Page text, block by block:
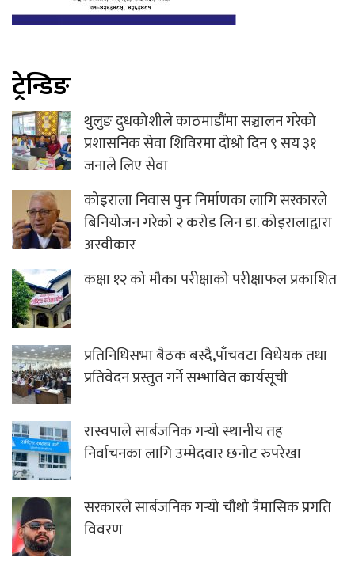
ट्रेन्डिङ
थुलुङ दुधकोशीले काठमाडौंमा सञ्चालन गरेको
प्रशासनिक सेवा शिविरमा दोश्रो दिन ९ सय ३१
जनाले लिए सेवा
कोइराला निवास पुनः निर्माणका लागि सरकारले
बिनियोजन गरेको २ करोड लिन डा. कोइरालाद्वारा
अस्वीकार
कक्षा १२ को मौका परीक्षाको परीक्षाफल प्रकाशित
प्रतिनिधिसभा बैठक बस्दै,पाँचवटा विधेयक तथा
प्रतिवेदन प्रस्तुत गर्ने सम्भावित कार्यसूची
रास्वपाले सार्बजनिक गर्‍यो स्थानीय तह
निर्वाचनका लागि उम्मेदवार छनोट रुपरेखा
सरकारले सार्बजनिक गर्‍यो चौथो त्रैमासिक प्रगति
विवरण